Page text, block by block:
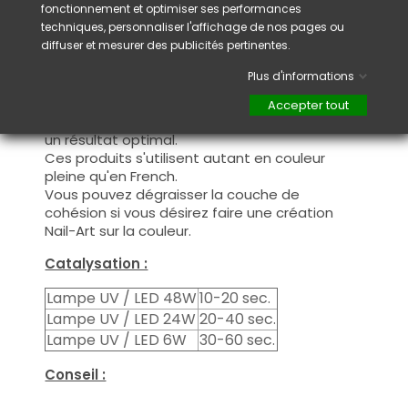
Cette couleur s'applique avec son pinceau, de
manière fine, sur la base (il n'est pas
nécessaire de dégraisser la couche de
cohésion) ou sur la construction après limage.
Ce produit s'applique en deux couches,
fermez le bord libre à la première couche et
appliquez la deuxième couche pour garantir
un résultat optimal.
Ces produits s'utilisent autant en couleur
pleine qu'en French.
Vous pouvez dégraisser la couche de
cohésion si vous désirez faire une création
Nail-Art sur la couleur.
Catalysation :
Lampe UV / LED 48W10-20 sec.
Lampe UV / LED 24W 20-40 sec.
Lampe UV / LED 6W
30-60 sec.
Conseil :
fonctionnement et optimiser ses performances
techniques, personnaliser l'affichage de nos pages ou
diffuser et mesurer des publicités pertinentes.
Plus d'informations
Accepter tout